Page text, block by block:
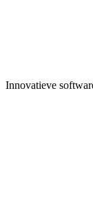
Innovatieve